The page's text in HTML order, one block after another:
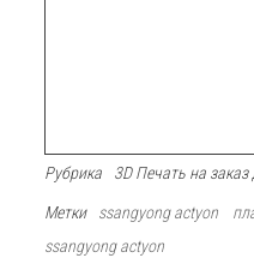
Рубрика 3D Печать на
Метки ssangyong actyon
ssangyong actyon